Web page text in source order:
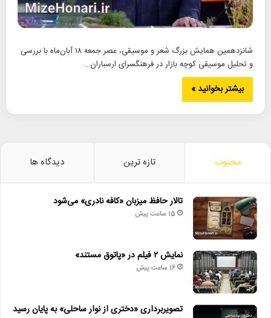
شانزدهمین همایش بزرگ شعر و موسیقی، عصر جمعه ۱۸ آبان‌ماه با بررسی
و تحلیل موسیقی کوچه بازار در فرهنگسرای ارسباران…
بیشتر بخوانید »
محبوب تازه ترین دیدگاه ها
تالار حافظ میزبان «کافه نادری» می‌شود
15 ساعت پیش
نمایش ۲ فیلم در «پاتوق مستند»
16 ساعت پیش
تصویربرداری «دختری از نوار ساحلی» به پایان رسید